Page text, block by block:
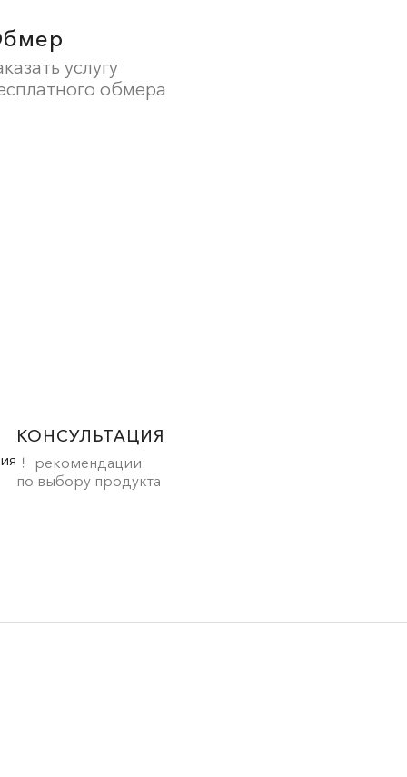
услугу
обмера
КОНСУЛЬТАЦИЯ
рекомендации
по выбору продукта